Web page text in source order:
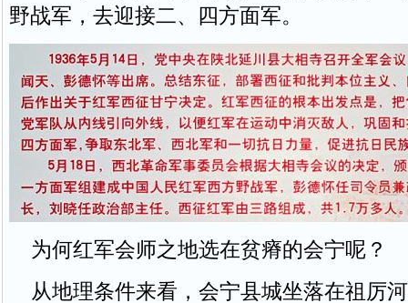
野战军，去迎接二、四方面军。
为何红军会师之地选在贫瘠的会宁呢？
从地理条件来看，会宁县城坐落在祖厉